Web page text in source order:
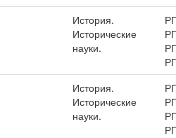
История.
Исторические
науки.
История.
Исторические
науки.